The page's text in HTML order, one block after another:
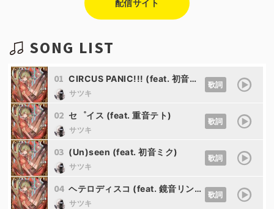
配信サイト
SONG LIST
01 CIRCUS PANIC!!! (feat. 初音ミク)
サツキ
歌詞
02 セ゜イス (feat. 重音テト)
サツキ
歌詞
03 (Un)seen (feat. 初音ミク)
サツキ
歌詞
04 ヘテロディスコ (feat. 鏡音リン&鏡音レン)
サツキ
歌詞